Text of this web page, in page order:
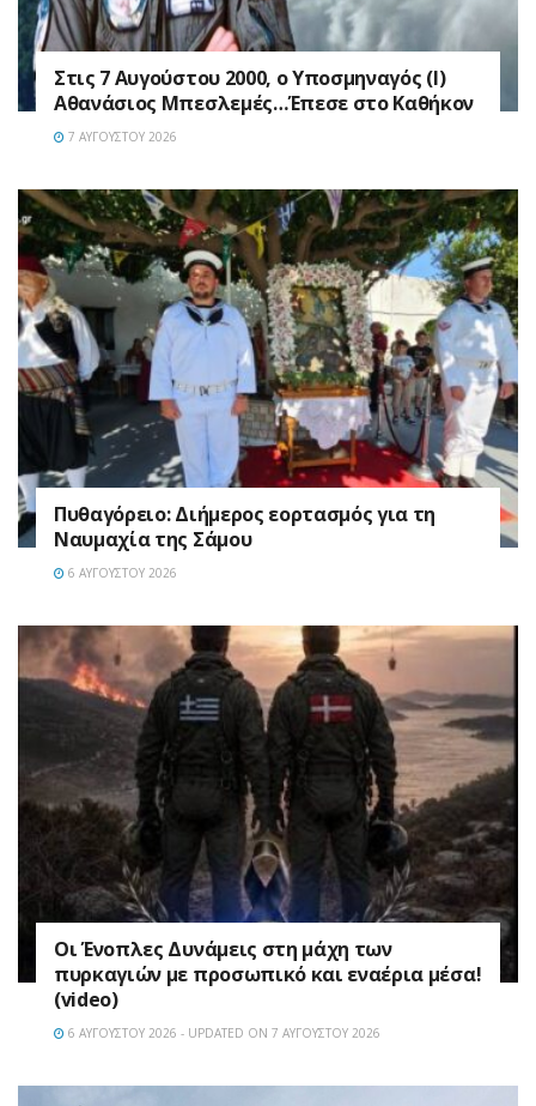
Στις 7 Αυγούστου 2000, ο Υποσμηναγός (Ι)
Αθανάσιος Μπεσλεμές…Έπεσε στο Καθήκον
7 ΑΥΓΟΎΣΤΟΥ 2026
Πυθαγόρειο: Διήμερος εορτασμός για τη
Ναυμαχία της Σάμου
6 ΑΥΓΟΎΣΤΟΥ 2026
Οι Ένοπλες Δυνάμεις στη μάχη των
πυρκαγιών με προσωπικό και εναέρια μέσα!
(video)
6 ΑΥΓΟΎΣΤΟΥ 2026 - UPDATED ON 7 ΑΥΓΟΎΣΤΟΥ 2026